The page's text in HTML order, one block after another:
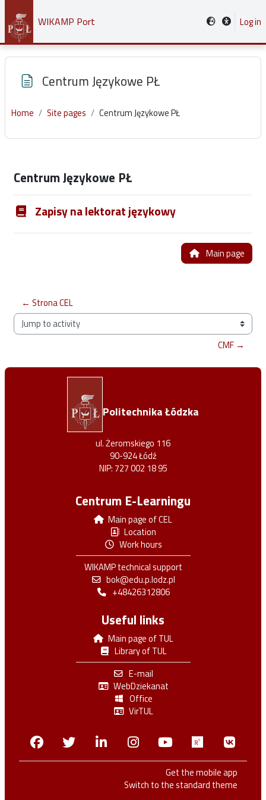
Skip to main content
WIKAMP Port Log in
Centrum Językowe PŁ
Home Site pages Centrum Językowe PŁ
Centrum Językowe PŁ
Zapisy na lektorat językowy
Main page
← Strona CEL
Jump to activity
CMF →
Politechnika Łódzka
ul. Żeromskiego 116
90-924 Łódź
NIP: 727 002 18 95
Centrum E-Learningu
Main page of CEL
Location
Work hours
WIKAMP technical support
bok@edu.p.lodz.pl
+48426312806
Useful links
Main page of TUL
Library of TUL
E-mail
WebDziekanat
Office
VirTUL
FacebookTwitterLinkedinInstagram
Youtube
Get the mobile app
Switch to the standard theme